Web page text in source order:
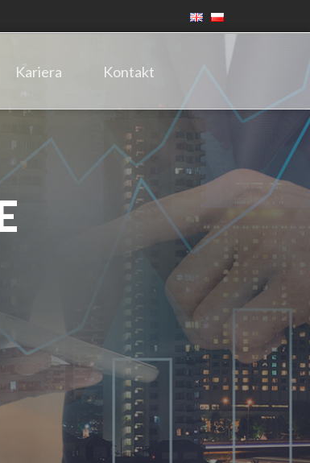
Kariera Kontakt